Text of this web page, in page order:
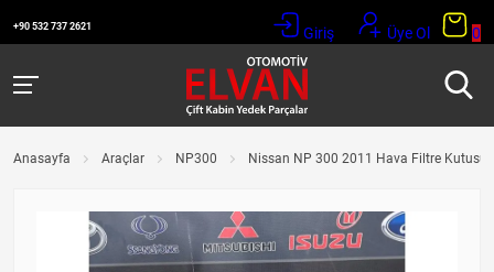
+90 532 737 2621 Giriş Üye Ol 0
Anasayfa Araçlar NP300 Nissan NP 300 2011 Hava Filtre Kutusu